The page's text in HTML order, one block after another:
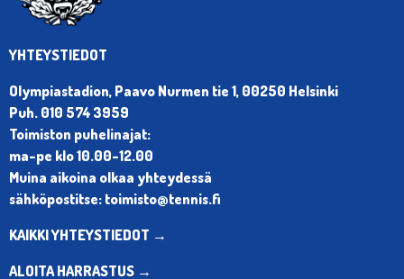
YHTEYSTIEDOT
Olympiastadion, Paavo Nurmen tie 1, 00250 Helsinki
Puh. 010 574 3959
Toimiston puhelinajat:
ma-pe klo 10.00-12.00
Muina aikoina olkaa yhteydessä
sähköpostitse: toimisto@tennis.fi
KAIKKI YHTEYSTIEDOT →
ALOITA HARRASTUS →